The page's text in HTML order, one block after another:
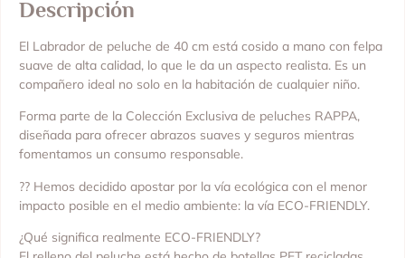
Descripción
El Labrador de peluche de 40 cm está cosido a mano con felpa
suave de alta calidad, lo que le da un aspecto realista. Es un
compañero ideal no solo en la habitación de cualquier niño.
Forma parte de la Colección Exclusiva de peluches RAPPA,
diseñada para ofrecer abrazos suaves y seguros mientras
fomentamos un consumo responsable.
?? Hemos decidido apostar por la vía ecológica con el menor
impacto posible en el medio ambiente: la vía ECO-FRIENDLY.
¿Qué significa realmente ECO-FRIENDLY?